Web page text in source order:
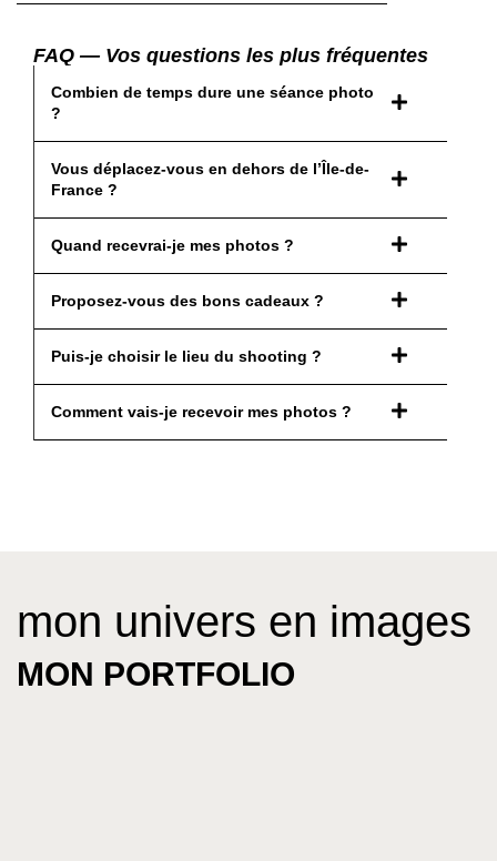
FAQ — Vos questions les plus fréquentes
Combien de temps dure une séance photo
?
Vous déplacez-vous en dehors de l’Île-de-
France ?
Quand recevrai-je mes photos ?
Proposez-vous des bons cadeaux ?
Puis-je choisir le lieu du shooting ?
Comment vais-je recevoir mes photos ?
mon univers en images
MON PORTFOLIO